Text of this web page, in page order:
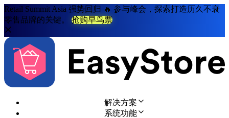
Retail Summit Asia 强势回归 🔥 参与峰会，探索打造历久不衰
零售品牌的关键。
抢购早鸟票
解决方案
系统功能